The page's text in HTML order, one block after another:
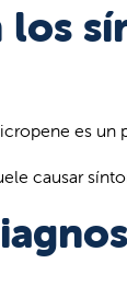
los
es un
causar